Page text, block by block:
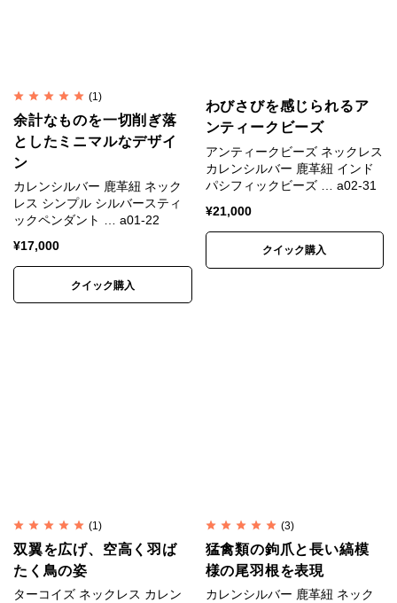
(1)
余計なものを一切削ぎ落
としたミニマルなデザイ
ン
カレンシルバー 鹿革紐 ネック
レス シンプル シルバースティ
ックペンダント … a01-22
¥17,000
クイック購入
わびさびを感じられるア
ンティークビーズ
アンティークビーズ ネックレス
カレンシルバー 鹿革紐 インド
パシフィックビーズ … a02-31
¥21,000
クイック購入
(1)
双翼を広げ、空高く羽ば
たく鳥の姿
ターコイズ ネックレス カレン
(3)
猛禽類の鉤爪と長い縞模
様の尾羽根を表現
カレンシルバー 鹿革紐 ネック